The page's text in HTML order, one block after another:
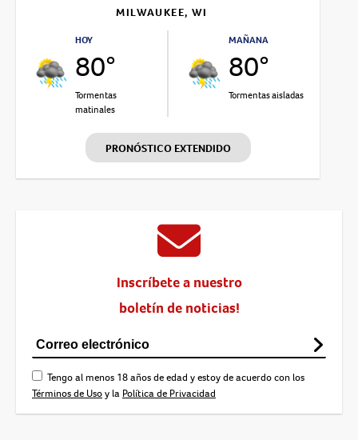
MILWAUKEE, WI
HOY
80°
Tormentas
matinales
MAÑANA
80°
Tormentas aisladas
PRONÓSTICO EXTENDIDO
Inscríbete a nuestro
boletín de noticias!
Tengo al menos 18 años de edad y estoy de acuerdo con los
Términos de Usoy la Política de Privacidad